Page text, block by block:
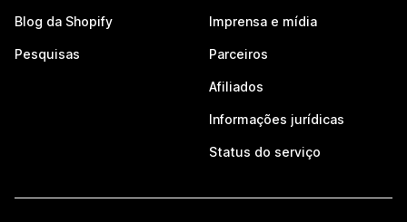
Blog da Shopify
Pesquisas
Imprensa e mídia
Parceiros
Afiliados
Informações jurídicas
Status do serviço